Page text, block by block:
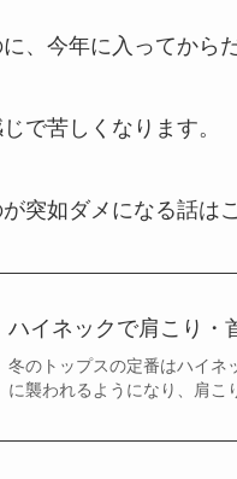
、今年に入ってから
で苦しくなります。
突如ダメになる話は
ハイネックで肩こり・
冬のトップスの定番はハイネ
に襲われるようになり、肩こ